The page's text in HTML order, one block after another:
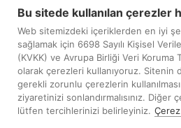
alanlarıın sağlıklı büyümelerine
ilgili güncel haber ve analizler
haber
İletişim:
BIZI TAKIP
Bu sitede kullanılan çerezler
Web sitemizdeki içeriklerden en iyi
sağlamak için 6698 Sayılı Kişisel
(KVKK) ve Avrupa Birliği Veri Koruma
olarak çerezleri kullanıyoruz. Sitenin
gerekli zorunlu çerezlerin
ziyaretinizi sonlandırmalısınız.
lütfen tercihlerinizi belirleyiniz.